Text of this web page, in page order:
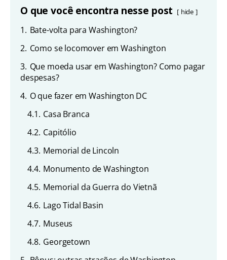
O que você encontra nesse post hide
1. Bate-volta para Washington?
2. Como se locomover em Washington
3. Que moeda usar em Washington? Como pagar
despesas?
4. O que fazer em Washington DC
4.1. Casa Branca
4.2. Capitólio
4.3. Memorial de Lincoln
4.4. Monumento de Washington
4.5. Memorial da Guerra do Vietnã
4.6. Lago Tidal Basin
4.7. Museus
4.8. Georgetown